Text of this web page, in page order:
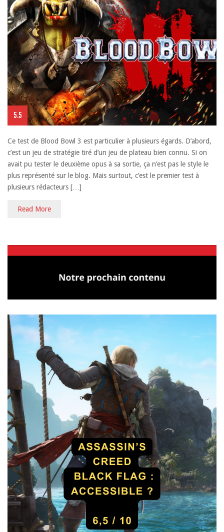
5.5
Ce test de Blood Bowl 3 est particulier à plusieurs égards. D’abord,
c’est un jeu de stratégie tiré d’un jeu de plateau bien connu. Si on
avait pu tester le deuxième opus à sa sortie, ça n’est pas le style le
plus représenté sur le blog. Mais surtout, c’est le premier test à
plusieurs rédacteurs […]
Read More